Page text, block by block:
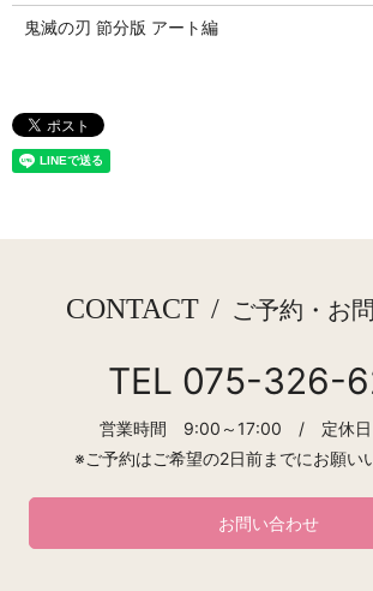
鬼滅の刃 節分版 アート編
CONTACT / ご予約・お
TEL 075-326-
営業時間 9:00～17:00 / 定休
※ご予約はご希望の2日前までにお願い
お問い合わせ